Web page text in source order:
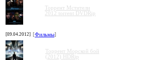
Торрент Мстители
2012 torrent DVDRip
[09.04.2012] [Фильмы]
Торрент Морской бой
(2012) HDRip